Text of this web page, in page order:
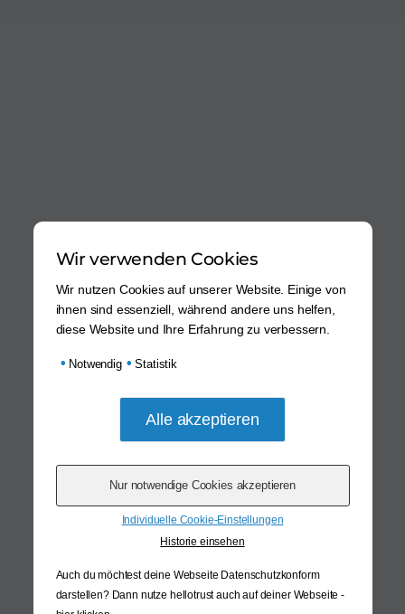
Wir verwenden Cookies
Wir nutzen Cookies auf unserer Website. Einige von
ihnen sind essenziell, während andere uns helfen,
diese Website und Ihre Erfahrung zu verbessern.
• Notwendig • Statistik
Individuelle Cookie-Einstellungen
Historie einsehen
Auch du möchtest deine Webseite Datenschutzkonform
darstellen? Dann nutze hellotrust auch auf deiner Webseite -